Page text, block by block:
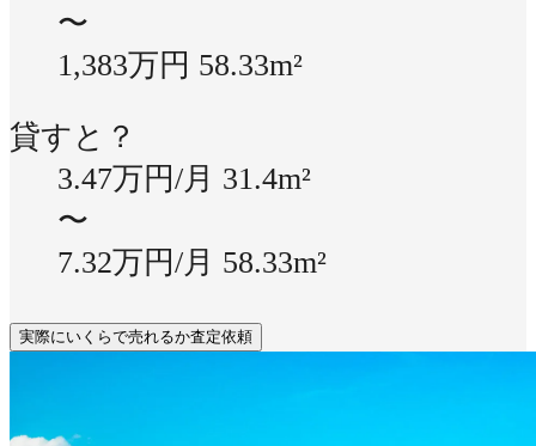
〜
1,383万円 58.33m²
貸すと？
3.47万円/月 31.4m²
〜
7.32万円/月 58.33m²
実際にいくらで売れるか査定依頼